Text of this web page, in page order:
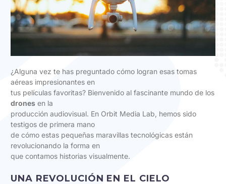
¿Alguna vez te has preguntado cómo logran esas tomas
aéreas impresionantes en
tus películas favoritas? Bienvenido al fascinante mundo de los
drones en la
producción audiovisual. En Orbit Media Lab, hemos sido
testigos de primera mano
de cómo estas pequeñas maravillas tecnológicas están
revolucionando la forma en
que contamos historias visualmente.
UNA REVOLUCIÓN EN EL CIELO